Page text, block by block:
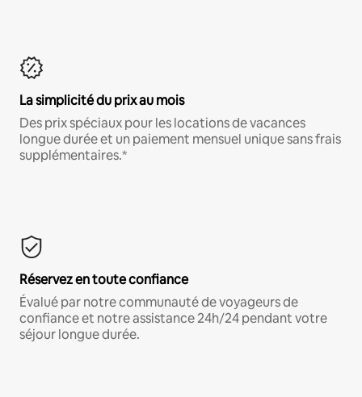
La simplicité du prix au mois
Des prix spéciaux pour les locations de vacances
longue durée et un paiement mensuel unique sans frais
supplémentaires.*
Réservez en toute confiance
Évalué par notre communauté de voyageurs de
confiance et notre assistance 24h/24 pendant votre
séjour longue durée.